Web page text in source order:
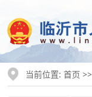
当前位置:首页